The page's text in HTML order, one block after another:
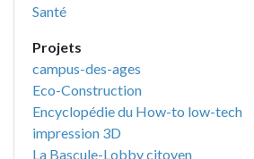
Santé
Projets
campus-des-ages
Eco-Construction
Encyclopédie du How-to low-tech
impression 3D
La Bascule-Lobby citoyen